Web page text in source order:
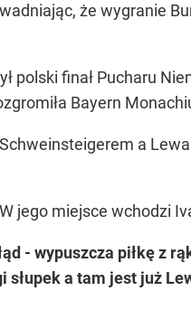
że wygranie
polski finał Pucharu
Bayern
a
jego miejsce wchodzi
- wypuszcza piłkę z
a tam jest już